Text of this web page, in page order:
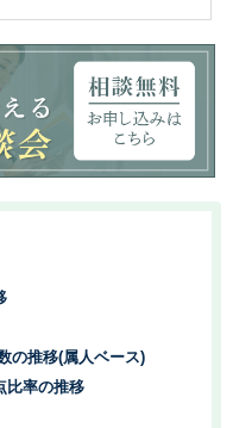
の推移(属人ベース)
比率の推移